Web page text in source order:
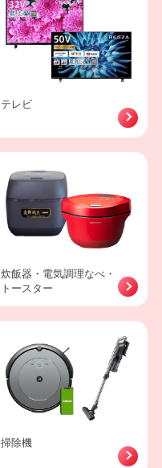
テレビ
炊飯器・電気調理なべ・
トースター
掃除機